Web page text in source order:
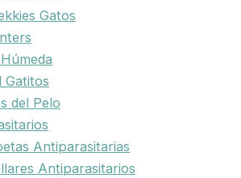
Gatos
Gatitos
del Pelo
Antiparasitarias
Antiparasitarios